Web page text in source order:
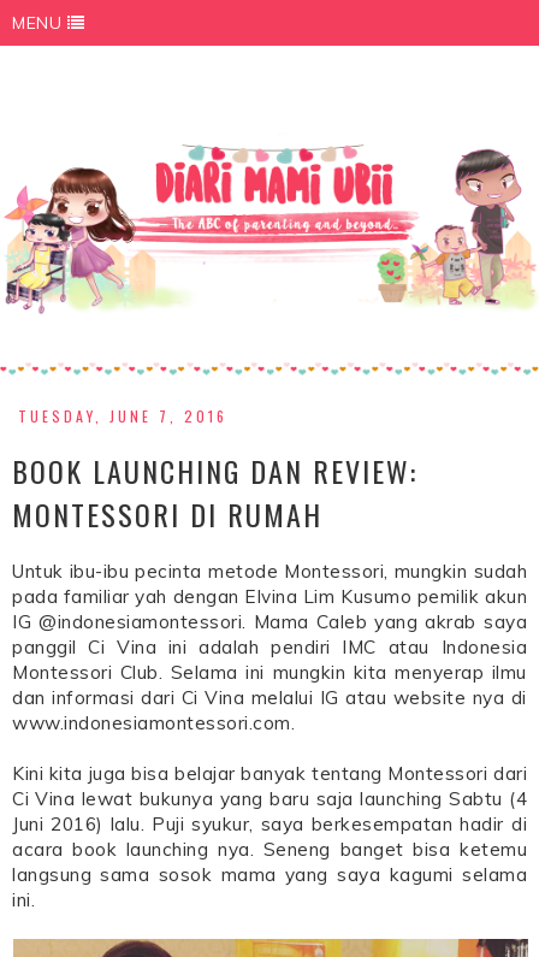
MENU
TUESDAY, JUNE 7, 2016
BOOK LAUNCHING DAN REVIEW:
MONTESSORI DI RUMAH
Untuk ibu-ibu pecinta metode Montessori, mungkin sudah
pada familiar yah dengan Elvina Lim Kusumo pemilik akun
IG @indonesiamontessori. Mama Caleb yang akrab saya
panggil Ci Vina ini adalah pendiri IMC atau Indonesia
Montessori Club. Selama ini mungkin kita menyerap ilmu
dan informasi dari Ci Vina melalui IG atau website nya di
www.indonesiamontessori.com.
Kini kita juga bisa belajar banyak tentang Montessori dari
Ci Vina lewat bukunya yang baru saja launching Sabtu (4
Juni 2016) lalu. Puji syukur, saya berkesempatan hadir di
acara book launching nya. Seneng banget bisa ketemu
langsung sama sosok mama yang saya kagumi selama
ini.